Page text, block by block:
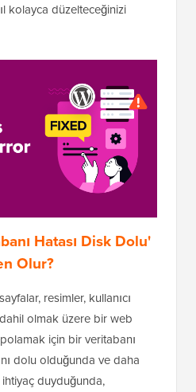
kolayca düzelteceğinizi
Hatası Disk Dolu'
Olur?
resimler, kullanıcı
olmak üzere bir web
için bir veritabanı
dolu olduğunda ve daha
duyduğunda,